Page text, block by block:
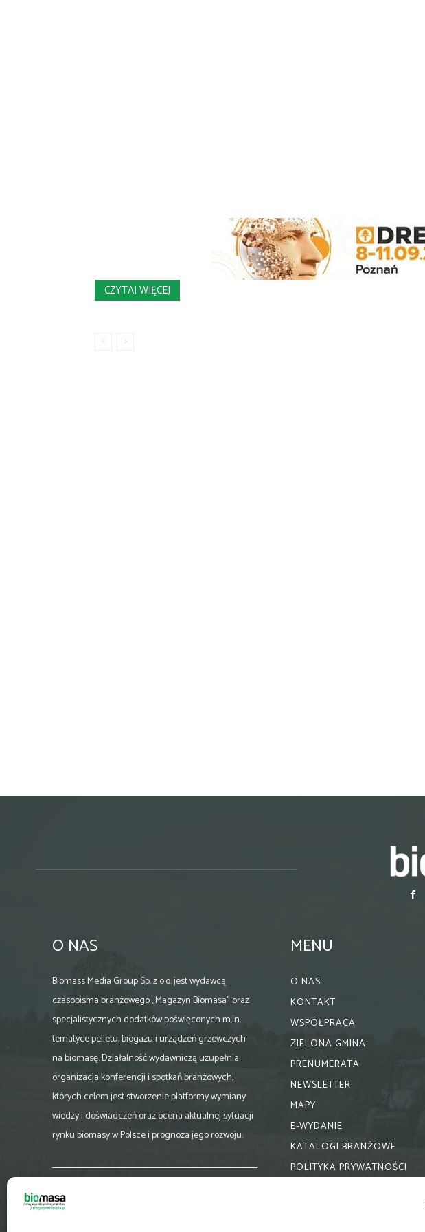
CZYTAJ WIĘCEJ
O NAS
Biomass Media Group Sp. z o.o. jest wydawcą
czasopisma branżowego „Magazyn Biomasa” oraz
specjalistycznych dodatków poświęconych m.in.
tematyce pelletu, biogazu i urządzeń grzewczych
na biomasę. Działalność wydawniczą uzupełnia
organizacja konferencji i spotkań branżowych,
których celem jest stworzenie platformy wymiany
wiedzy i doświadczeń oraz ocena aktualnej sytuacji
rynku biomasy w Polsce i prognoza jego rozwoju.
biuro@magazynbiomasa.pl
MENU
O NAS
KONTAKT
WSPÓŁPRACA
ZIELONA GMINA
PRENUMERATA
NEWSLETTER
MAPY
E-WYDANIE
KATALOGI BRANŻOWE
POLITYKA PRYWATNOŚCI